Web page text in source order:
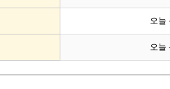
오늘
오늘